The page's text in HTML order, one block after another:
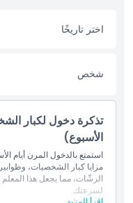
مصنفة ضمن الأفضل تمزج بين
أو زائرًا، فإنه يعدك بهروب
أبرز المعالم
المتضمنات
سياسة الأطفال والبالغين
اختر تاريخًا
شخص
تذكرة دخول لكبار
الأسبوع)
استمتع بالدخول المرن أيام
مزايا كبار الشخصيات،
الرشّات، مما يجعل هذا المعلم
لسرعتك.